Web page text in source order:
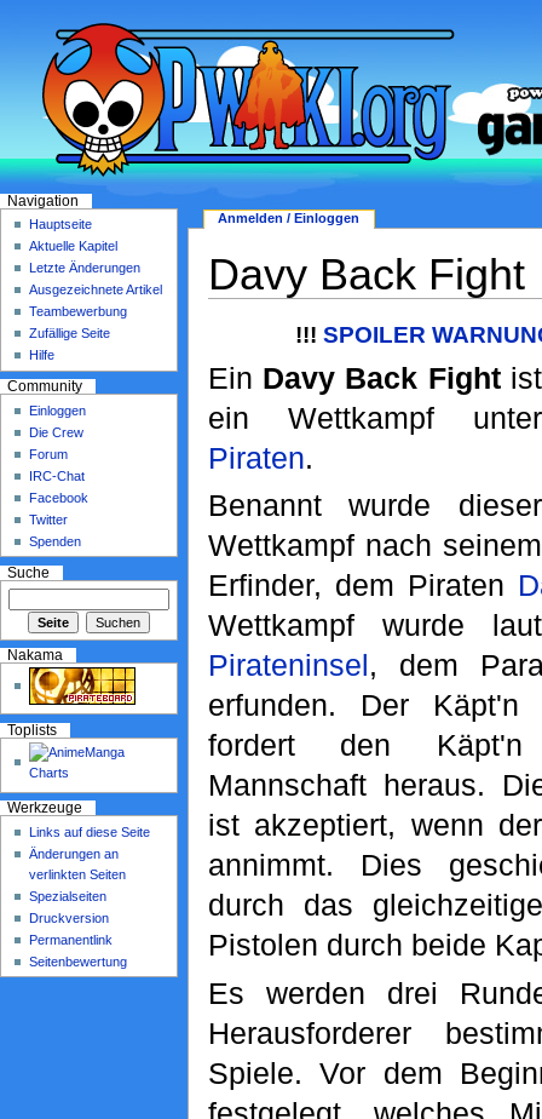
Davy Back Fight
!!!SPOILER
Ein Davy Back Fightist
ein Wettkampf unter
Piraten.
Benannt wurde dieser
Wettkampf nach seinem
Erfinder, dem Piraten
Wettkampf wurde
Pirateninsel, dem
erfunden. Der Käpt'n
fordert den
Mannschaft heraus.
ist akzeptiert, wenn
annimmt. Dies
durch das
Pistolen durch beide
Es werden drei
Herausforderer
Spiele. Vor dem
Anmelden / Einloggen
Navigation
Hauptseite
Aktuelle Kapitel
Letzte Änderungen
Ausgezeichnete Artikel
Teambewerbung
Zufällige Seite
Hilfe
Community
Einloggen
Die Crew
Forum
IRC-Chat
Facebook
Twitter
Spenden
Suche
Nakama
Toplists
Werkzeuge
Links auf diese Seite
Änderungen an
verlinkten Seiten
Spezialseiten
Druckversion
Permanentlink
Seitenbewertung